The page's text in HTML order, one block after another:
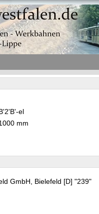
el
mm
GmbH, Bielefeld [D] "239"